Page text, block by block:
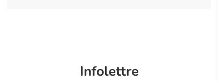
Infolettre